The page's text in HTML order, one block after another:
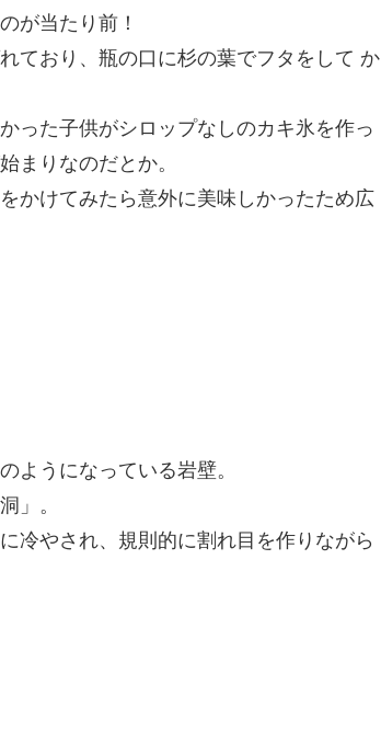
が当たり前！
ており、瓶の口に杉の葉でフタをして か
った子供がシロップなしのカキ氷を作っ
まりなのだとか。
かけてみたら意外に美味しかったため広
ようになっている岩壁。
」。
冷やされ、規則的に割れ目を作りながら